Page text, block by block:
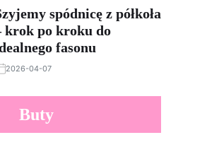
spódnicę z półkoła
krok po kroku do
fasonu
2026-04-07
Buty